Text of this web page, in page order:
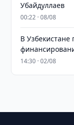
Убайдуллаев
00:22 · 08/08
В
14:30 · 02/08